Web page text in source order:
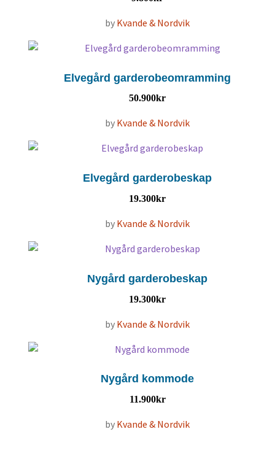
by Kvande & Nordvik
Elvegård garderobeomramming
50.900kr
by Kvande & Nordvik
Elvegård garderobeskap
19.300kr
by Kvande & Nordvik
Nygård garderobeskap
19.300kr
by Kvande & Nordvik
Nygård kommode
11.900kr
by Kvande & Nordvik